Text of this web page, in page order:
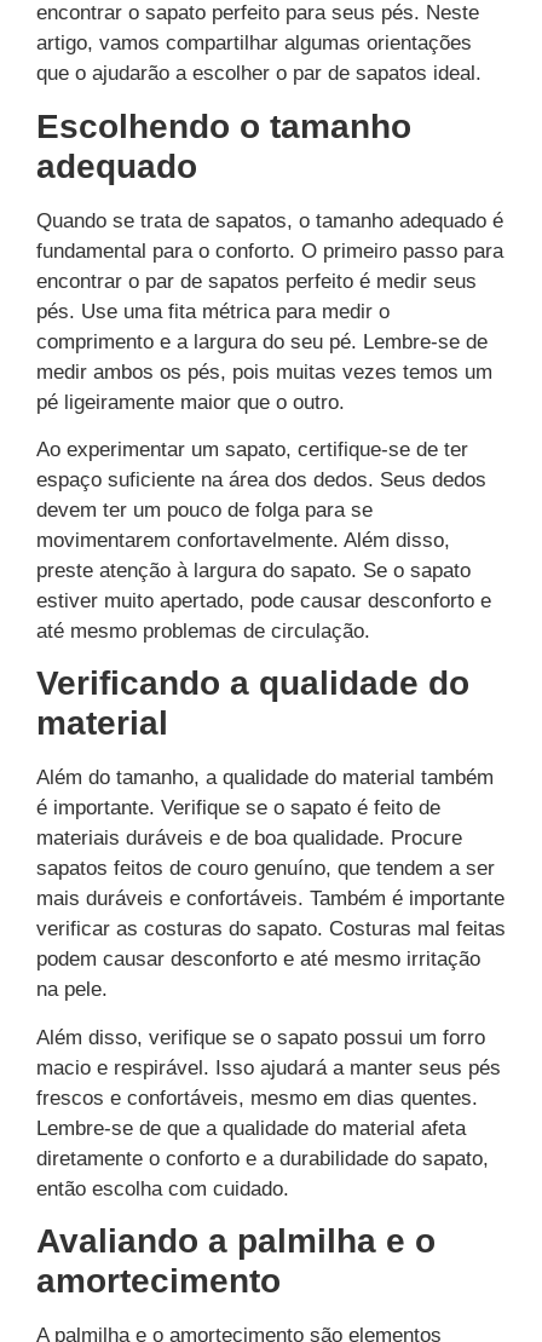
encontrar o sapato perfeito para seus pés. Neste
artigo, vamos compartilhar algumas orientações
que o ajudarão a escolher o par de sapatos ideal.
Escolhendo o tamanho
adequado
Quando se trata de sapatos, o tamanho adequado é
fundamental para o conforto. O primeiro passo para
encontrar o par de sapatos perfeito é medir seus
pés. Use uma fita métrica para medir o
comprimento e a largura do seu pé. Lembre-se de
medir ambos os pés, pois muitas vezes temos um
pé ligeiramente maior que o outro.
Ao experimentar um sapato, certifique-se de ter
espaço suficiente na área dos dedos. Seus dedos
devem ter um pouco de folga para se
movimentarem confortavelmente. Além disso,
preste atenção à largura do sapato. Se o sapato
estiver muito apertado, pode causar desconforto e
até mesmo problemas de circulação.
Verificando a qualidade do
material
Além do tamanho, a qualidade do material também
é importante. Verifique se o sapato é feito de
materiais duráveis ​​e de boa qualidade. Procure
sapatos feitos de couro genuíno, que tendem a ser
mais duráveis ​​e confortáveis. Também é importante
verificar as costuras do sapato. Costuras mal feitas
podem causar desconforto e até mesmo irritação
na pele.
Além disso, verifique se o sapato possui um forro
macio e respirável. Isso ajudará a manter seus pés
frescos e confortáveis, mesmo em dias quentes.
Lembre-se de que a qualidade do material afeta
diretamente o conforto e a durabilidade do sapato,
então escolha com cuidado.
Avaliando a palmilha e o
amortecimento
A palmilha e o amortecimento são elementos